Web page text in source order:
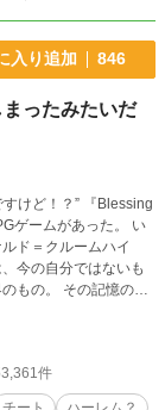
入り追加 846
ったみたいだ
” 『Blessing
ゲームがあった。 い
ド＝クルームハイ
もの。 その記憶の中
る。死ぬ直前までプレ
たゲームの世界だと。
後は死亡してしまう悪
よう、と。 そんなレ
件